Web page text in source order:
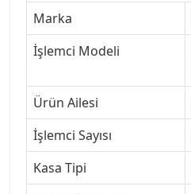
Marka
İşlemci Modeli
Ürün Ailesi
İşlemci Sayısı
Kasa Tipi